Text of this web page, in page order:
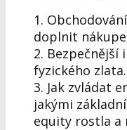
1.
doplnit
2. Bezpečnější
fyzického zlata.
3. Jak zvládat
jakými
equity rostla a